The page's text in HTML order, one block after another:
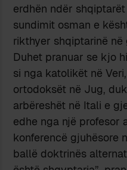
erdhën ndër
sundimit osman e
rikthyer shqiptarinë në
Duhet pranuar se kjo
si nga katolikët në
ortodoksët në Jug,
arbëreshët në Itali e
edhe nga një profesor
konferencë gjuhësore
ballë doktrinës